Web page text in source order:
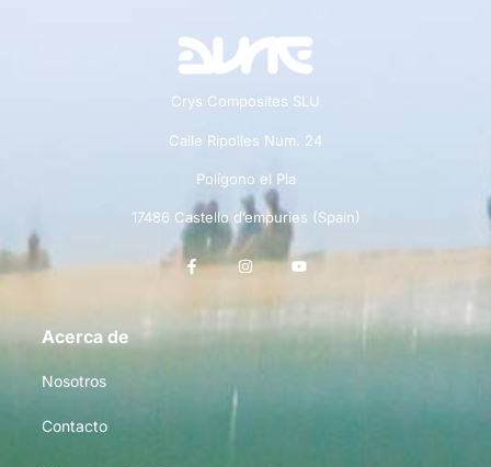
Crys Composites SLU
Calle Ripolles Num. 24
Polígono el Pla
17486 Castello d’empuries (Spain)
Acerca de
Nosotros
Contacto